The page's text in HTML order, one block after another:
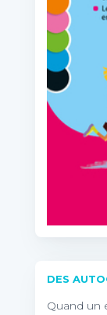
DES
Quand un